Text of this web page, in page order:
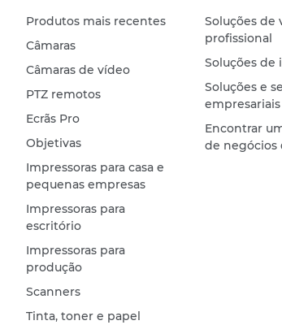
Produtos mais recentes
Câmaras
Câmaras de vídeo
PTZ remotos
Ecrãs Pro
Objetivas
Impressoras para casa e
pequenas empresas
Impressoras para
escritório
Impressoras para
produção
Scanners
Tinta, toner e papel
Soluções de
profissional
Soluções de
Soluções e
empresariais
Encontrar
de negócios